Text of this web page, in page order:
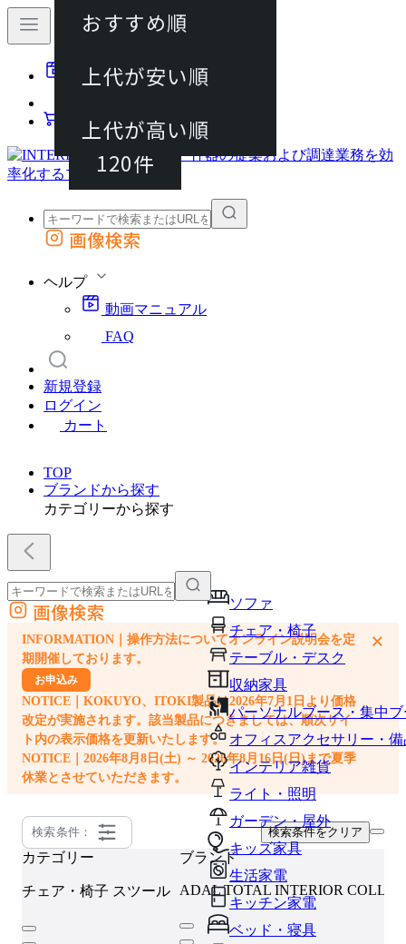
動画マニュアル
カート
外部サイトの商品をカートに追加
画像検索
ヘルプ
動画マニュアル
FAQ
新規登録
ログイン
カート
TOP
ブランドから探す
カテゴリーから探す
ソファ
チェア・椅子
テーブル・デスク
収納家具
パーソナルブース・集中
オフィスアクセサリー・備
インテリア雑貨
ライト・照明
ガーデン・屋外
キッズ家具
生活家電
キッチン家電
ベッド・寝具
外部サイトの商品をカートに追加
他のサイトで見つけた商品ページのURLを貼り付けて、カートに追加できます
画像検索
INFORMATION｜操作方法についてオンライン説明会を定
期開催しております。
お申込み
NOTICE｜KOKUYO、ITOKI製品は2026年7月1日より価格
改定が実施されます。該当製品につきましては、順次サイ
ト内の表示価格を更新いたします。
NOTICE｜2026年8月8日(土) ～ 2026年8月16日(日)まで夏季
休業とさせていただきます。
×
検索条件： 検索条件をクリア
カテゴリー
チェア・椅子 スツール
ブランド
ADAL TOTAL INTERIOR
120件
おすすめ順
上代が安い順
上代が高い順